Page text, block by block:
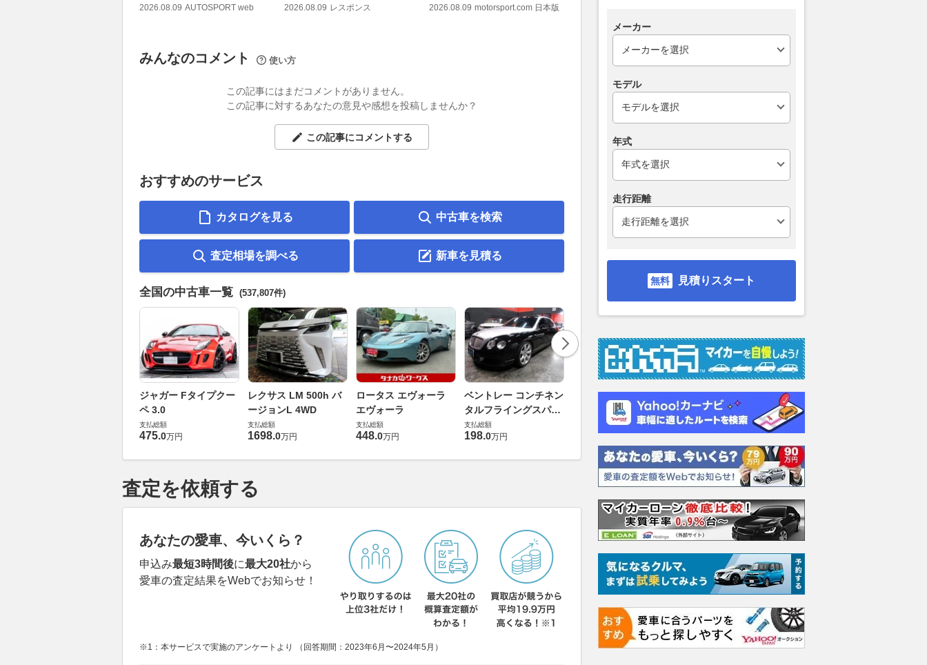
2026.08.09 AUTOSPORT web 2026.08.09 レスポンス 2026.08.09 motorsport.com 日本版
みんなのコメント 使い方
この記事にはまだコメントがありません。
この記事に対するあなたの意見や感想を投稿しませんか？
この記事にコメントする
おすすめのサービス
カタログを見る 中古車を検索
査定相場を調べる 新車を見積る
全国の中古車一覧 (537,807件)
ジャガー Fタイプクー
ペ 3.0
支払総額
475.0万円
レクサス LM 500h バ
ージョンL 4WD
支払総額
1698.0万円
ロータス エヴォーラ
エヴォーラ
支払総額
448.0万円
ベントレー コンチネン
タルフライングスパー
6.0 4WD
支払総額
198.0万円
ダイハツ ムーヴキャン
バス 660 ストライプス
万円
ロールスロイス ゴース
ト ロールスロイス ゴ
ースト(第1世代 / RR4)
支払総額
万円
ホンダ NSX 3.0
支払総額
898
査定を依頼する
あなたの愛車、今いくら？
申込み最短3時間後に最大20社から
愛車の査定結果をWebでお知らせ！
※1：本サービスで実施のアンケートより （回答期間：2023年6月〜2024年5月）
メーカー
モデル
年式
走行距離
見積りスタート